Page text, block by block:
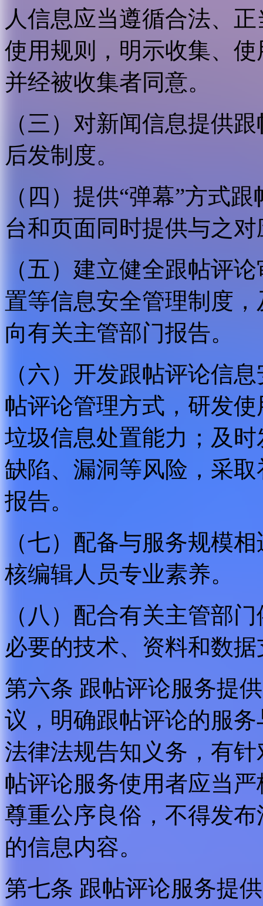
人信息应当遵循合法、
使用规则，明示收集、
并经被收集者同意。
（三）对新闻信息提供
后发制度。
（四）提供“弹幕”方式
台和页面同时提供与之
（五）建立健全跟帖评
置等信息安全管理制度
向有关主管部门报告。
（六）开发跟帖评论信
帖评论管理方式，研发
垃圾信息处置能力；及
缺陷、漏洞等风险，采
报告。
（七）配备与服务规模
核编辑人员专业素养。
（八）配合有关主管部
必要的技术、资料和数
第六条 跟帖评论服务提
议，明确跟帖评论的服
法律法规告知义务，有
帖评论服务使用者应当
尊重公序良俗，不得发
的信息内容。
第七条 跟帖评论服务提